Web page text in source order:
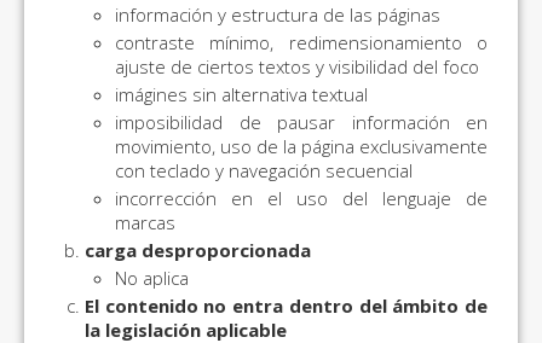
información y estructura de las páginas
contraste mínimo, redimensionamiento o
ajuste de ciertos textos y visibilidad del foco
imágines sin alternativa textual
imposibilidad de pausar información en
movimiento, uso de la página exclusivamente
con teclado y navegación secuencial
incorrección en el uso del lenguaje de
marcas
carga desproporcionada
No aplica
El contenido no entra dentro del ámbito de
la legislación aplicable